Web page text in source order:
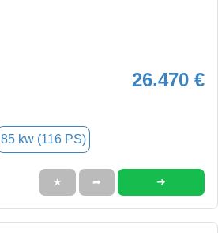
26.470 €
85 kw (116 PS)
★ ➦ ➜